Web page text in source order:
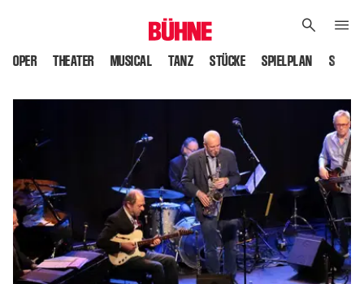
OPER THEATER MUSICAL TANZ STÜCKE SPIELPLAN